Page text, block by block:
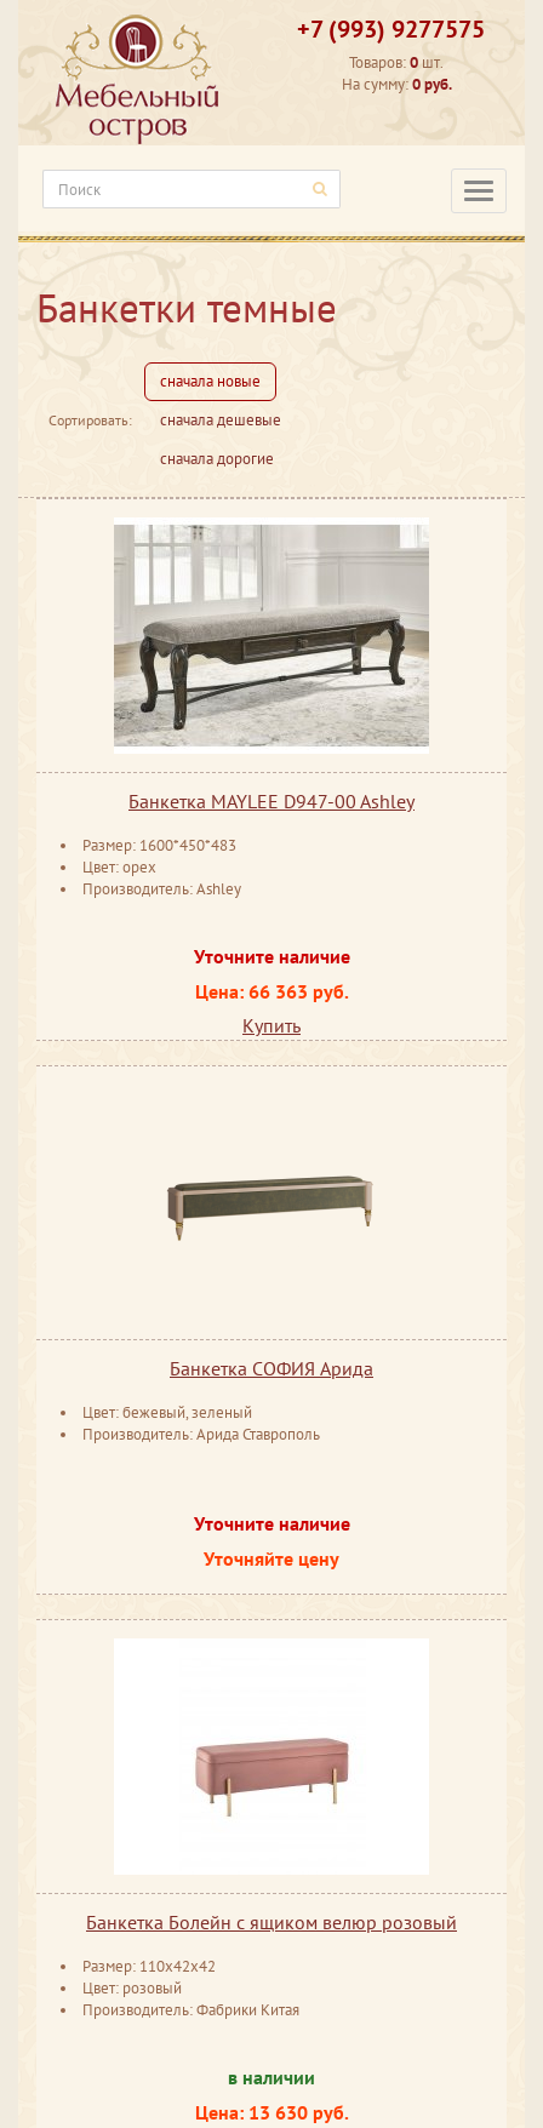
+7 (993) 9277575
Товаров:0 шт.
На сумму:0 руб.
Банкетки темные
Сортировать:
сначала новые
сначала дешевые
сначала дорогие
Банкетка MAYLEE D947-00 Ashley
Размер: 1600*450*483
Цвет: орех
Производитель: Ashley
Уточните наличие
Цена: 66 363 руб.
Купить
Банкетка СОФИЯ Арида
Цвет: бежевый, зеленый
Производитель: Арида Ставрополь
Уточните наличие
Уточняйте цену
Банкетка Болейн с ящиком велюр розовый
Размер: 110x42x42
Цвет: розовый
Производитель: Фабрики Китая
в наличии
Цена: 13 630 руб.